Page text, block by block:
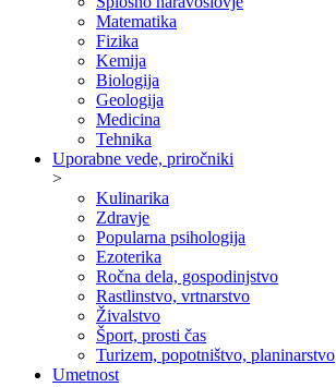
Matematika
Fizika
Kemija
Biologija
Geologija
Medicina
Tehnika
Uporabne vede, priročniki
>
Kulinarika
Zdravje
Popularna psihologija
Ezoterika
Ročna dela, gospodinjstvo
Rastlinstvo, vrtnarstvo
Živalstvo
Šport, prosti čas
Turizem, popotništvo, planinarstvo
Umetnost